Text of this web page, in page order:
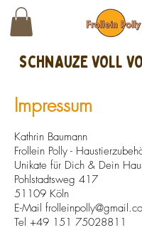
schnAUZE VOLL
Impressum
Kathrin Baumann
Frollein Polly -
Unikate für Dich & Dein
Pohlstadtsweg 417
51109 Köln
E-Mail
Tel +49 151 75028811